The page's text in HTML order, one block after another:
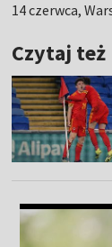
14 czerwca,
Czytaj też